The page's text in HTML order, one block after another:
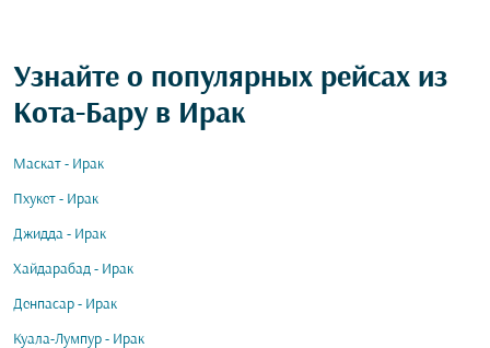
Узнайте о популярных рейсах из
Кота-Бару в Ирак
Маскат - Ирак
Пхукет - Ирак
Джидда - Ирак
Хайдарабад - Ирак
Денпасар - Ирак
Куала-Лумпур - Ирак